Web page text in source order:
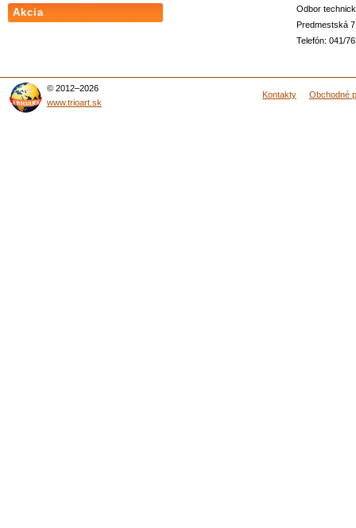
Akcia
Odbor
Predmestská
Telefón: 041/
© 2012–2026
www.trioart.sk
Kontakty Obchodné